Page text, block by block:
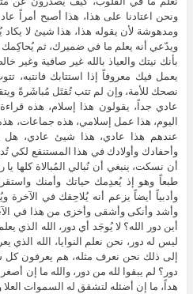
ونحن اعتادنا على هذا، هذا أصبح أمراً
ومدهوشة لأن يقوله هذا، هذا شيئ لا
ويدّعي أنه يعلم ما في ضميرك، ثم
بأنك نيتك والعياذ بالله غير صافية وغير
يعمل فيك معروفاً إذا استتابك
نصحك للأمة، وإن لم تتب تُقتَل مُباشَرةً
عادي جداً، يقولون هذا إسلام، هذه
اليوم، هذا عمل إسلامي، هذه جماعات،
عندهم هذا عادي، هذا شيئ عادي،
وأحفادك وأولادك في هذا المستنقع لكي
أن نسكت، ينبغي أن نُبالي المُبالاة كلها
طبعاً وهو إذ يُعدِمك حياتك وأمنك
وأدبياً أيضاً يزعم أنه يُلاحِقك في
وأشد وأنكى وأشقى وأخزى من هذا في
أين دور الله؟ لا يُوجَد أي دور، الله الذي
ليس له دور، نحن نعلم النوايا، الله الذي
إلى ذلك نحن نعرف مثله، هم يعرفون كل
دور؟ لم يبقوا لله من دور، والله ما إن
هداً، ما إن أضئله لتشقق له السموات العلا